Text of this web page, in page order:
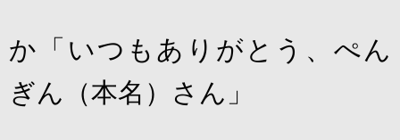
か「いつもありがとう、ぺん
ぎん（本名）さん」